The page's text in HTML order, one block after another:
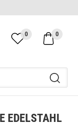
0
0
EDELSTAHL